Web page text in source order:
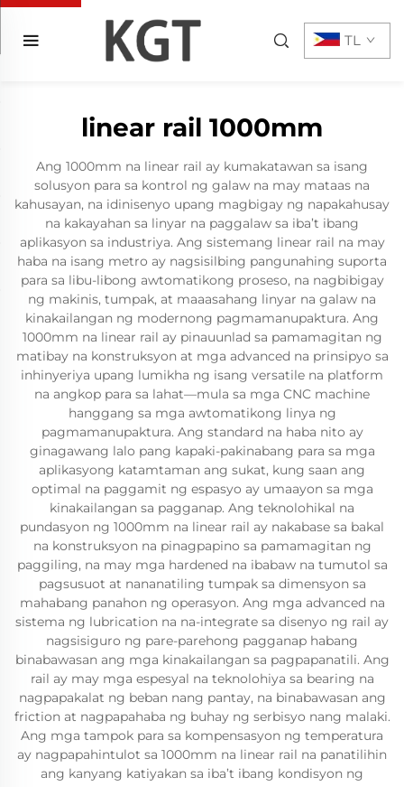
TL
linear rail 1000mm
Ang 1000mm na linear rail ay kumakatawan sa isang
solusyon para sa kontrol ng galaw na may mataas na
kahusayan, na idinisenyo upang magbigay ng napakahusay
na kakayahan sa linyar na paggalaw sa iba’t ibang
aplikasyon sa industriya. Ang sistemang linear rail na may
haba na isang metro ay nagsisilbing pangunahing suporta
para sa libu-libong awtomatikong proseso, na nagbibigay
ng makinis, tumpak, at maaasahang linyar na galaw na
kinakailangan ng modernong pagmamanupaktura. Ang
1000mm na linear rail ay pinauunlad sa pamamagitan ng
matibay na konstruksyon at mga advanced na prinsipyo sa
inhinyeriya upang lumikha ng isang versatile na platform
na angkop para sa lahat—mula sa mga CNC machine
hanggang sa mga awtomatikong linya ng
pagmamanupaktura. Ang standard na haba nito ay
ginagawang lalo pang kapaki-pakinabang para sa mga
aplikasyong katamtaman ang sukat, kung saan ang
optimal na paggamit ng espasyo ay umaayon sa mga
kinakailangan sa pagganap. Ang teknolohikal na
pundasyon ng 1000mm na linear rail ay nakabase sa bakal
na konstruksyon na pinagpapino sa pamamagitan ng
paggiling, na may mga hardened na ibabaw na tumutol sa
pagsusuot at nananatiling tumpak sa dimensyon sa
mahabang panahon ng operasyon. Ang mga advanced na
sistema ng lubrication na na-integrate sa disenyo ng rail ay
nagsisiguro ng pare-parehong pagganap habang
binabawasan ang mga kinakailangan sa pagpapanatili. Ang
rail ay may mga espesyal na teknolohiya sa bearing na
nagpapakalat ng beban nang pantay, na binabawasan ang
friction at nagpapahaba ng buhay ng serbisyo nang malaki.
Ang mga tampok para sa kompensasyon ng temperatura
ay nagpapahintulot sa 1000mm na linear rail na panatilihin
ang kanyang katiyakan sa iba’t ibang kondisyon ng